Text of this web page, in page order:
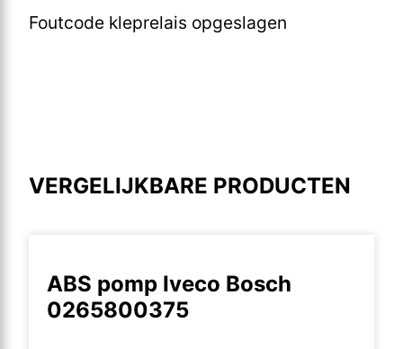
Foutcode kleprelais opgeslagen
VERGELIJKBARE PRODUCTEN
ABS pomp Iveco Bosch
0265800375